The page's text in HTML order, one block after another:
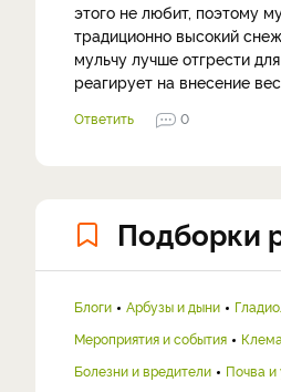
этого не любит, поэтому
традиционно высокий
мульчу лучше отгрести
реагирует на внесение
Ответить 0
Подборки
Блоги Арбузы и дыни
Мероприятия и события
Болезни и вредители
Почва и